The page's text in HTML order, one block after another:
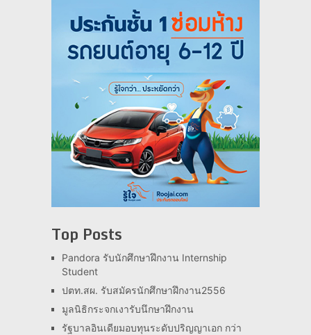
Top Posts
Pandora รับนักศึกษาฝึกงาน Internship
Student
ปตท.สผ. รับสมัครนักศึกษาฝึกงาน2556
มูลนิธิกระจกเงารับนึกษาฝึกงาน
รัฐบาลอินเดียมอบทุนระดับปริญญาเอก กว่า